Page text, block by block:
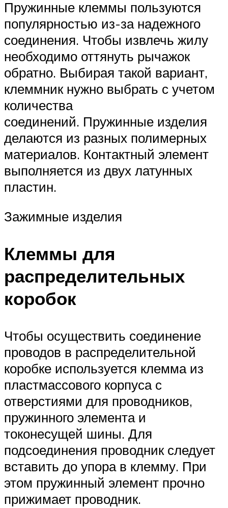
Пружинные клеммы пользуются
популярностью из-за надежного
соединения. Чтобы извлечь жилу
необходимо оттянуть рычажок
обратно. Выбирая такой вариант,
клеммник нужно выбрать с учетом
количества
соединений. Пружинные изделия
делаются из разных полимерных
материалов. Контактный элемент
выполняется из двух латунных
пластин.
Зажимные изделия
Клеммы для
распределительных
коробок
Чтобы осуществить соединение
проводов в распределительной
коробке используется клемма из
пластмассового корпуса с
отверстиями для проводников,
пружинного элемента и
токонесущей шины. Для
подсоединения проводник следует
вставить до упора в клемму. При
этом пружинный элемент прочно
прижимает проводник.